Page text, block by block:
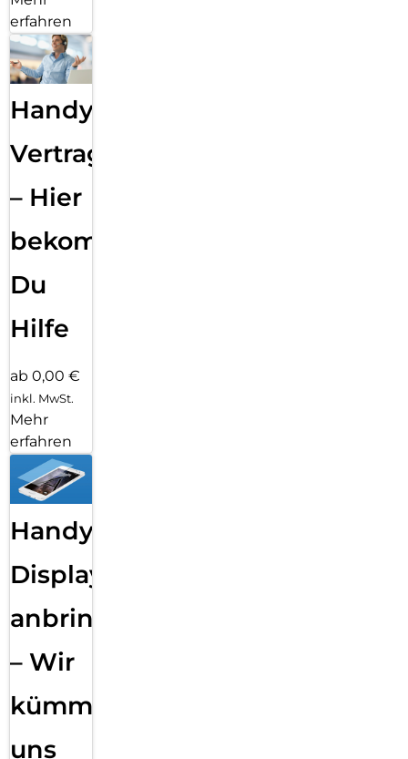
erfahren
Handy
Vertragsabwicklung
– Hier
bekommst
Du
Hilfe
ab 0,00 €
inkl. MwSt.
Mehr
erfahren
Handy
Displayfolie
anbringen
– Wir
kümmern
uns